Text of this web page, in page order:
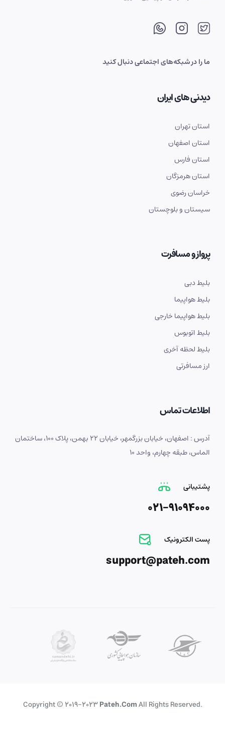
ما را در شبکه‌های اجتماعی دنبال کنید
دیدنی های ایران
استان تهران
استان اصفهان
استان فارس
استان هرمزگان
خراسان رضوی
سیستان و بلوچستان
پرواز و مسافرت
بلیط دبی
بلیط هواپیما
بلیط هواپیما خارجی
بلیط اتوبوس
بلیط لحظه آخری
ارز مسافرتی
اطلاعات تماس
آدرس : اصفهان، خیابان بزرگمهر، خیابان 22 بهمن، پلاک 100، ساختمان
الماس، طبقه چهارم، واحد 10
پشتیبانی
021-91094000
پست الکترونیک
support@pateh.com
Copyright © 2019-2023Pateh.comAll Rights Reserved.